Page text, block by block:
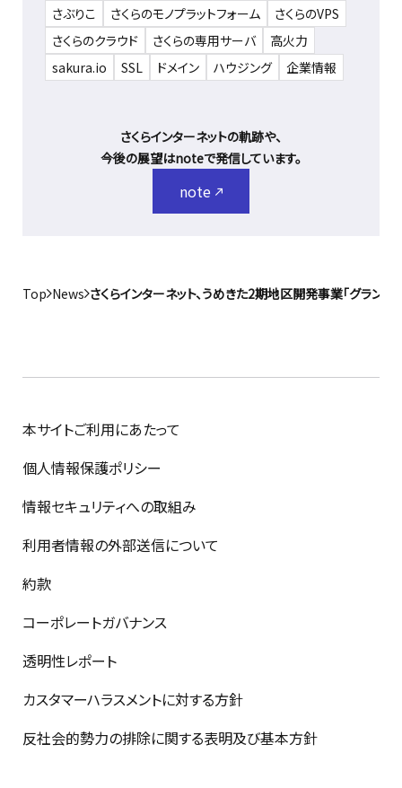
さぶりこ
さくらのモノプラットフォーム
さくらのVPS
さくらのクラウド
さくらの専用サーバ
高火力
sakura.io
SSL ドメイン ハウジング 企業情報
さくらインターネットの軌跡や、
今後の展望はnoteで発信しています。
note
Top News さくらインターネット、うめきた2期地区開発事業「グラン
本サイトご利用にあたって
個人情報保護ポリシー
情報セキュリティへの取組み
利用者情報の外部送信について
約款
コーポレートガバナンス
透明性レポート
カスタマーハラスメントに対する方針
反社会的勢力の排除に関する表明及び基本方針